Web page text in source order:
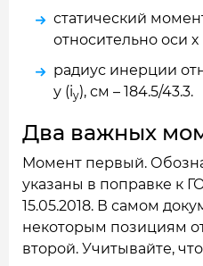
статический
относительно оси х
радиус инерции
у (iy), см – 184.5/43.3.
Два важных
Момент первый.
указаны в поправке к
15.05.2018. В самом
некоторым позициям
второй. Учитывайте,